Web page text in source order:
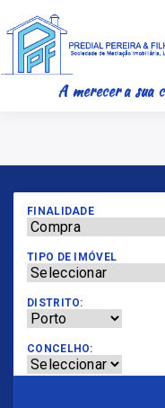
A merecer a sua
FINALIDADE
TIPO DE IMÓVEL
DISTRITO:
CONCELHO: